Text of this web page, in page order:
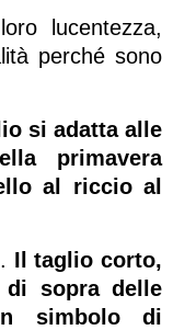
lucentezza,
perché sono
si adatta alle
primavera
al riccio al
Il taglio corto,
di sopra delle
simbolo di